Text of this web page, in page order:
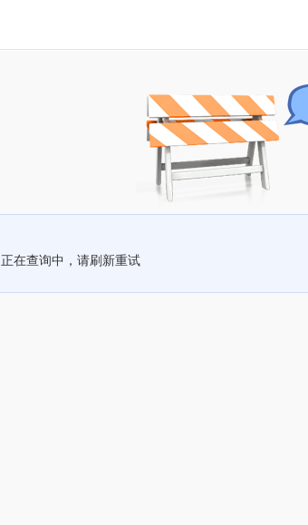
正在查询中，请刷新重试